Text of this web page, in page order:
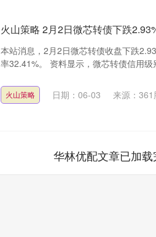
火山策略 2月2日微芯转债下跌
本站消息，2月2日微芯转债收盘下跌
率32.41%。 资料显示，微芯转债信用级
火山策略 日期：06-03 来源：
华林优配文章已加